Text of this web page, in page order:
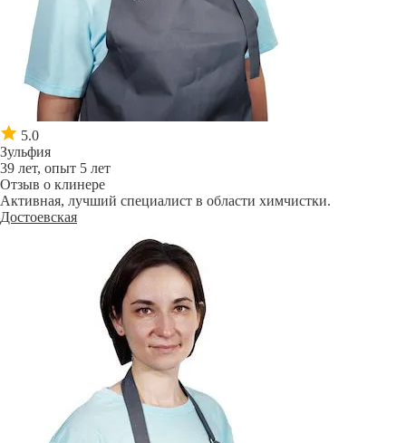
5.0
Зульфия
39 лет, опыт 5 лет
Отзыв о клинере
Активная, лучший специалист в области химчистки.
Достоевская